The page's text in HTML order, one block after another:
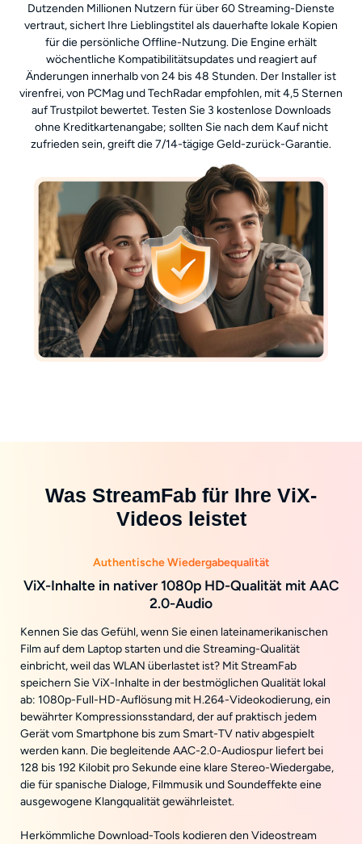
Dutzenden Millionen Nutzern für über 60 Streaming-Dienste
vertraut, sichert Ihre Lieblingstitel als dauerhafte lokale Kopien
für die persönliche Offline-Nutzung. Die Engine erhält
wöchentliche Kompatibilitätsupdates und reagiert auf
Änderungen innerhalb von 24 bis 48 Stunden. Der Installer ist
virenfrei, von PCMag und TechRadar empfohlen, mit 4,5 Sternen
auf Trustpilot bewertet. Testen Sie 3 kostenlose Downloads
ohne Kreditkartenangabe; sollten Sie nach dem Kauf nicht
zufrieden sein, greift die 7/14-tägige Geld-zurück-Garantie.
Was StreamFab für Ihre ViX-
Videos leistet
Authentische Wiedergabequalität
ViX-Inhalte in nativer 1080p HD-Qualität mit AAC
2.0-Audio
Kennen Sie das Gefühl, wenn Sie einen lateinamerikanischen
Film auf dem Laptop starten und die Streaming-Qualität
einbricht, weil das WLAN überlastet ist? Mit StreamFab
speichern Sie ViX-Inhalte in der bestmöglichen Qualität lokal
ab: 1080p-Full-HD-Auflösung mit H.264-Videokodierung, ein
bewährter Kompressionsstandard, der auf praktisch jedem
Gerät vom Smartphone bis zum Smart-TV nativ abgespielt
werden kann. Die begleitende AAC-2.0-Audiospur liefert bei
128 bis 192 Kilobit pro Sekunde eine klare Stereo-Wiedergabe,
die für spanische Dialoge, Filmmusik und Soundeffekte eine
ausgewogene Klangqualität gewährleistet.
Herkömmliche Download-Tools kodieren den Videostream